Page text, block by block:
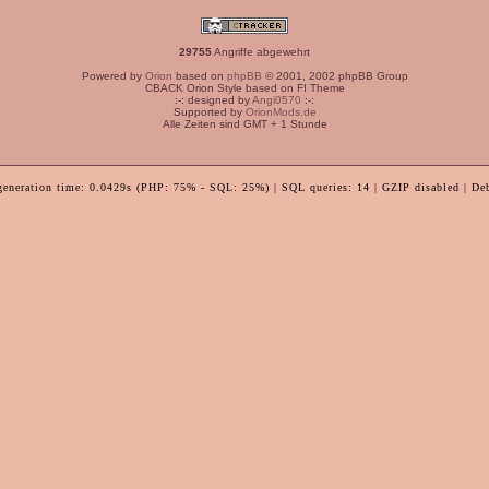
29755Angriffe abgewehrt
Powered by Orion based on phpBB © 2001, 2002 phpBB Group
CBACK Orion Style based on FI Theme
:-: designed byAngi0570 :-:
Supported by OrionMods.de
Alle Zeiten sind GMT + 1 Stunde
time: 0.0429s (PHP: 75% - SQL: 25%) | SQL queries: 14 | GZIP disabled |